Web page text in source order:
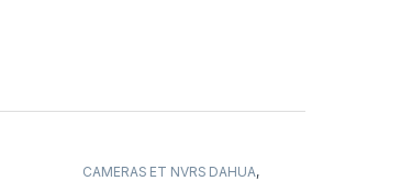
CAMERAS ET NVRS DAHUA,